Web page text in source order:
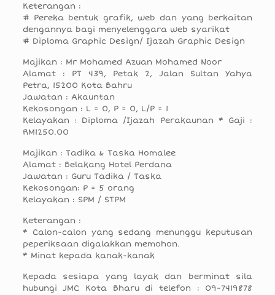
Keterangan :
# Pereka bentuk grafik, web dan yang berkaitan
dengannya bagi menyelenggara web syarikat
# Diploma Graphic Design/ Ijazah Graphic Design
Majikan : Mr Mohamed Azuan Mohamed Noor
Alamat : PT 439, Petak 2, Jalan Sultan Yahya
Petra, 15200 Kota Bahru
Jawatan : Akauntan
Kekosongan : L = 0, P = 0, L/P = 1
Kelayakan : Diploma /Ijazah Perakaunan * Gaji :
RM1250.00
Majikan : Tadika & Taska Homalee
Alamat : Belakang Hotel Perdana
Jawatan : Guru Tadika / Taska
Kekosongan: P = 5 orang
Kelayakan : SPM / STPM
Keterangan :
* Calon-calon yang sedang menunggu keputusan
peperiksaan digalakkan memohon.
* Minat kepada kanak-kanak
Kepada sesiapa yang layak dan berminat sila
hubungi JMC Kota Bharu di telefon : 09-7419878